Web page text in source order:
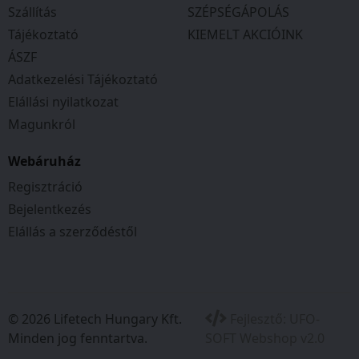
között: 52.5 mm
Pedáltest vastagsága a taposófelületen: 17.1
mm
Tömege: 331 g
Kompotibilis a Shimano SPD rendszerrel.
Szállítás
Tájékoztató
ÁSZF
Adatkezelési Tájékoztató
Elállási nyilatkozat
Magunkról
SZÉPSÉGÁPOLÁS
KIEMELT AKCIÓINK
Webáruház
Regisztráció
Bejelentkezés
Elállás a szerződéstől
© 2026 Lifetech Hungary Kft.
Minden jog fenntartva.